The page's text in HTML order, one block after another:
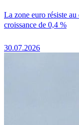
La zone euro résiste
croissance de 0,4 %
30.07.2026